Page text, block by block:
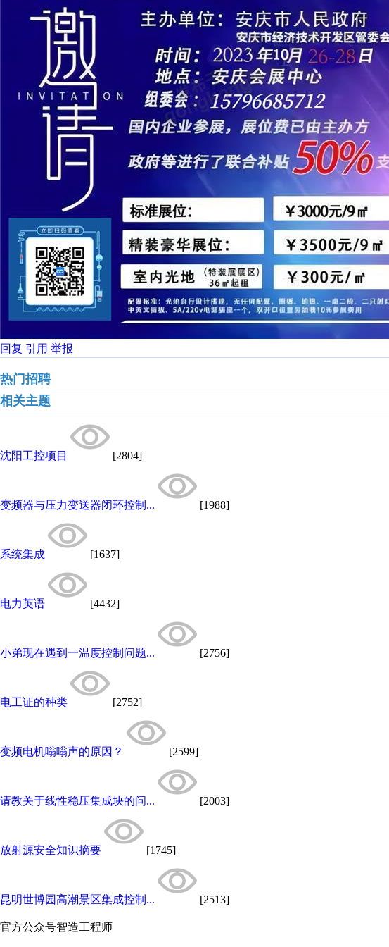
回复 引用 举报
热门招聘
相关主题
沈阳工控项目 [2804]
变频器与压力变送器闭环控制... [1988]
系统集成 [1637]
电力英语 [4432]
小弟现在遇到一温度控制问题... [2756]
电工证的种类 [2752]
变频电机嗡嗡声的原因？ [2599]
请教关于线性稳压集成块的问... [2003]
放射源安全知识摘要 [1745]
昆明世博园高潮景区集成控制... [2513]
官方公众号智造工程师